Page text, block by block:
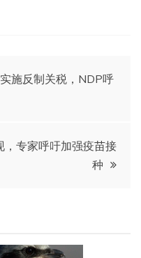
施反制关税，NDP呼
，专家呼吁加强疫苗接
种